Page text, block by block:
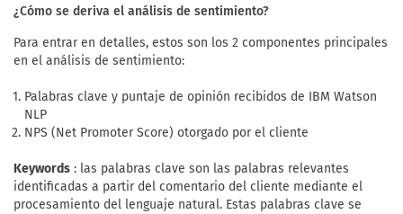
¿Cómo se deriva el análisis de sentimiento?
Para entrar en detalles, estos son los 2 componentes principales
en el análisis de sentimiento:
Palabras clave y puntaje de opinión recibidos de IBM Watson
NLP
NPS (Net Promoter Score) otorgado por el cliente
Keywords : las palabras clave son las palabras relevantes
identificadas a partir del comentario del cliente mediante el
procesamiento del lenguaje natural. Estas palabras clave se